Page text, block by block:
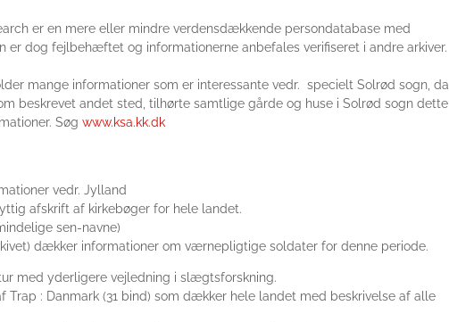
er en mere eller mindre verdensdækkende persondatabase med
er dog fejlbehæftet og informationerne anbefales verifiseret i andre arkiver.
mange informationer som er interessante vedr. specielt Solrød sogn, da
beskrevet andet sted, tilhørte samtlige gårde og huse i Solrød sogn dette
Søg www.ksa.kk.dk
vedr. Jylland
afskrift af kirkebøger for hele landet.
sen-navne)
dækker informationer om værnepligtige soldater for denne periode.
med yderligere vejledning i slægtsforskning.
: Danmark (31 bind) som dækker hele landet med beskrivelse af alle